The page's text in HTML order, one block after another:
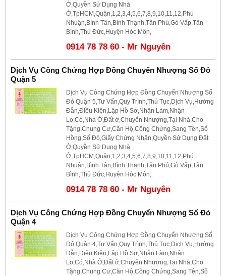
Ở,Quyền Sử Dụng Nhà
Ở,TpHCM,Quận,1,2,3,4,5,6,7,8,9,10,11,12,Phú
Nhuận,Bình Tân,Bình Thạnh,Tân Phú,Gò Vấp,Tân
Bình,Thủ Đức,Huyện Hóc Môn,
0914 78 78 60 - Mr Nguyên
Dịch Vụ Công Chứng Hợp Đồng Chuyển Nhượng Sổ Đỏ
Quận 5
Dịch Vụ Công Chứng Hợp Đồng Chuyển Nhượng Sổ
Đỏ Quận 5,Tư Vấn,Quy Trình,Thủ Tục,Dịch Vụ,Hướng
Đẫn,Điều Kiện,Lập Hồ Sơ,Nhận Làm,Nhận
Lo,Có,Nhà Ở,Đất ở,Chuyển Nhượng,Tại Nhà,Cho
Tặng,Chung Cư,Căn Hộ,Công Chứng,Sang Tên,Sổ
Hồng,Sổ Đỏ,Giấy Chứng Nhận,Quyền Sử Dụng Đất
Ở,Quyền Sử Dụng Nhà
Ở,TpHCM,Quận,1,2,3,4,5,6,7,8,9,10,11,12,Phú
Nhuận,Bình Tân,Bình Thạnh,Tân Phú,Gò Vấp,Tân
Bình,Thủ Đức,Huyện Hóc Môn,
0914 78 78 60 - Mr Nguyên
Dịch Vụ Công Chứng Hợp Đồng Chuyển Nhượng Sổ Đỏ
Quận 4
Dịch Vụ Công Chứng Hợp Đồng Chuyển Nhượng Sổ
Đỏ Quận 4,Tư Vấn,Quy Trình,Thủ Tục,Dịch Vụ,Hướng
Đẫn,Điều Kiện,Lập Hồ Sơ,Nhận Làm,Nhận
Lo,Có,Nhà Ở,Đất ở,Chuyển Nhượng,Tại Nhà,Cho
Tặng,Chung Cư,Căn Hộ,Công Chứng,Sang Tên,Sổ